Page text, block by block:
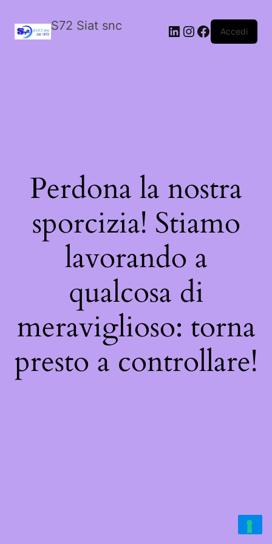
S72 Siat snc LinkedIn
Instagram
Facebook
Accedi
Perdona la nostra
sporcizia! Stiamo
lavorando a
qualcosa di
meraviglioso: torna
presto a controllare!